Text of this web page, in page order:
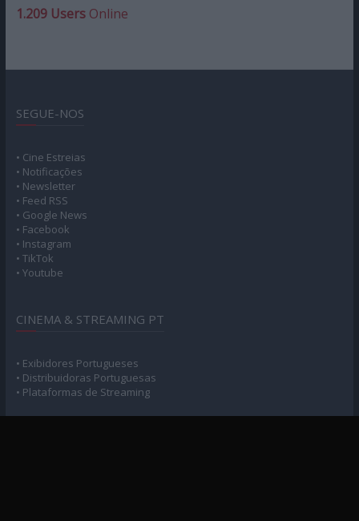
1.209 UsersOnline
SEGUE-NOS
• Cine Estreias
• Notificações
• Newsletter
• Feed RSS
• Google News
• Facebook
• Instagram
• TikTok
• Youtube
CINEMA & STREAMING PT
• Exibidores Portugueses
• Distribuidoras Portuguesas
• Plataformas de Streaming